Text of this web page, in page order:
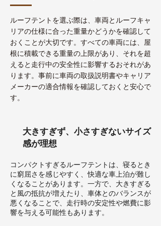
ルーフテントを選ぶ際は、車両とルーフキャ
リアの仕様に合った重量かどうかを確認して
おくことが大切です。すべての車両には、屋
根に積載できる重量の上限があり、それを超
えると走行中の安全性に影響するおそれがあ
ります。事前に車両の取扱説明書やキャリア
メーカーの適合情報を確認しておくと安心で
す。
大きすぎず、小さすぎないサイズ
感が理想
コンパクトすぎるルーフテントは、寝るとき
に窮屈さを感じやすく、快適な車上泊が難し
くなることがあります。一方で、大きすぎる
と風の抵抗が増えたり、車体とのバランスが
悪くなることで、走行時の安定性や燃費に影
響を与える可能性もあります。